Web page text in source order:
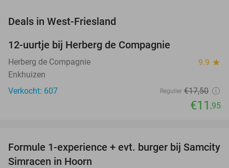
Deals in West-Friesland
12-uurtje bij Herberg de Compagnie
Herberg de Compagnie 9.9 star
Enkhuizen
Verkocht: 607
Regulier €17,50
€11 ,95
29%
Formule 1-experience + evt. burger bij Samcity
Simracen in Hoorn